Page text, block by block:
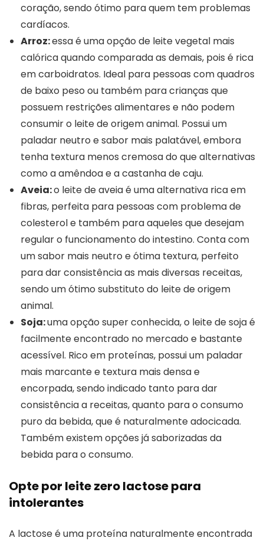
coração, sendo ótimo para quem tem problemas
cardíacos.
Arroz:essa é uma opção de leite vegetal mais
calórica quando comparada as demais, pois é rica
em carboidratos. Ideal para pessoas com quadros
de baixo peso ou também para crianças que
possuem restrições alimentares e não podem
consumir o leite de origem animal. Possui um
paladar neutro e sabor mais palatável, embora
tenha textura menos cremosa do que alternativas
como a amêndoa e a castanha de caju.
Aveia:o leite de aveia é uma alternativa rica em
fibras, perfeita para pessoas com problema de
colesterol e também para aqueles que desejam
regular o funcionamento do intestino. Conta com
um sabor mais neutro e ótima textura, perfeito
para dar consistência as mais diversas receitas,
sendo um ótimo substituto do leite de origem
animal.
Soja:uma opção super conhecida, o leite de soja é
facilmente encontrado no mercado e bastante
acessível. Rico em proteínas, possui um paladar
mais marcante e textura mais densa e
encorpada, sendo indicado tanto para dar
consistência a receitas, quanto para o consumo
puro da bebida, que é naturalmente adocicada.
Também existem opções já saborizadas da
bebida para o consumo.
Opte por leite zero lactose para
intolerantes
A lactose é uma proteína naturalmente encontrada